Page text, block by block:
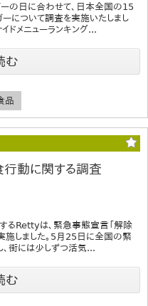
の日に合わせて、日本全国の15
について調査を実施いたしまし
ドメニューランキング...
む
品
行動に関する調査
るRettyは、緊急事態宣言「解除
施しました。5月25日に全国の緊
街には少しずつ活気...
む